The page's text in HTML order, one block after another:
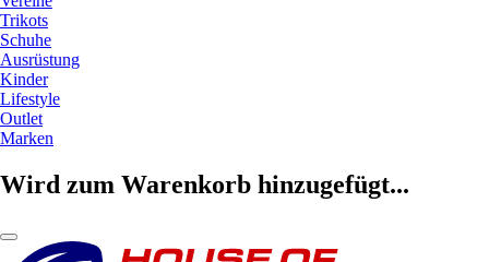
Trikots
Schuhe
Ausrüstung
Kinder
Lifestyle
Outlet
Marken
Wird zum Warenkorb hinzugefügt...